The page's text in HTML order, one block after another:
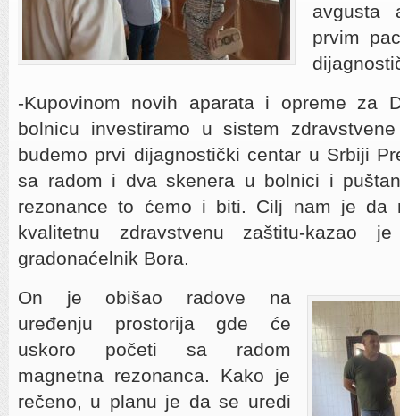
avgusta
prvim
-Kupovinom novih aparata i opreme za
bolnicu investiramo u sistem
budemo prvi dijagnostički centar u Srbiji
sa radom i dva skenera u bolnici i
rezonance to ćemo i biti. Cilj nam je da
kvalitetnu zdravstvenu zaštitu-kazao
gradonaćelnik Bora.
On je obišao radove na
uređenju prostorija gde će
uskoro početi sa radom
magnetna rezonanca. Kako je
rečeno, u planu je da se uredi